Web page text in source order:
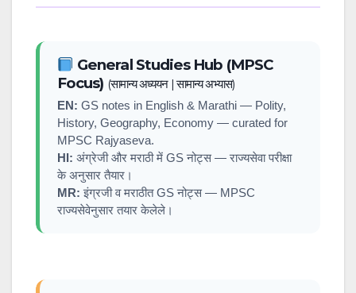
General Studies Hub (MPSC
Focus) (सामान्य अध्ययन | सामान्य अभ्यास)
EN: GS notes in English & Marathi — Polity,
History, Geography, Economy — curated for
MPSC Rajyaseva.
HI: अंग्रेजी और मराठी में GS नोट्स — राज्यसेवा परीक्षा
के अनुसार तैयार।
MR: इंग्रजी व मराठीत GS नोट्स — MPSC
राज्यसेवेनुसार तयार केलेले।